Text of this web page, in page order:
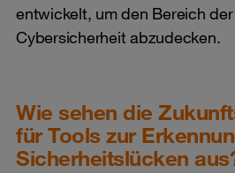
entwickelt, um den Bereich
Cybersicherheit abzudecken.
Wie sehen die
für Tools zur
Sicherheitslücken